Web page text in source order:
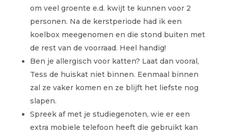
om veel groente e.d. kwijt te kunnen voor 2
personen. Na de kerstperiode had ik een
koelbox meegenomen en die stond buiten met
de rest van de voorraad. Heel handig!
Ben je allergisch voor katten? Laat dan vooral,
Tess de huiskat niet binnen. Eenmaal binnen
zal ze vaker komen en ze blijft het liefste nog
slapen.
Spreek af met je studiegenoten, wie er een
extra mobiele telefoon heeft die gebruikt kan